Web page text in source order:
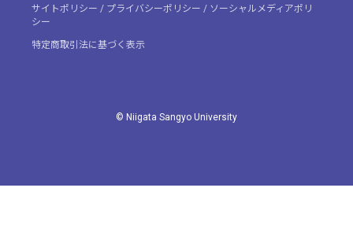
サイトポリシー / プライバシーポリシー / ソーシャルメディアポリ
シー
特定商取引法に基づく表示
© Niigata Sangyo University